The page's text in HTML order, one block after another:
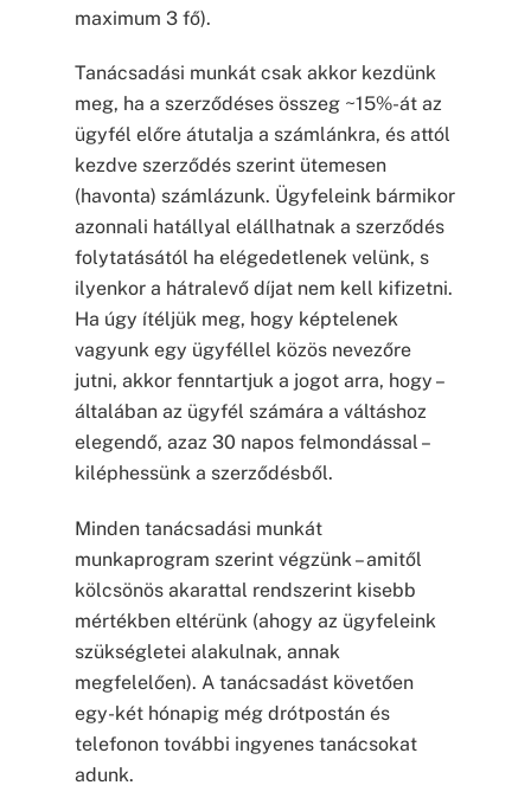
maximum 3 fő).
Tanácsadási munkát csak akkor kezdünk
meg, ha a szerződéses összeg ~15%-át az
ügyfél előre átutalja a számlánkra, és attól
kezdve szerződés szerint ütemesen
(havonta) számlázunk. Ügyfeleink bármikor
azonnali hatállyal elállhatnak a szerződés
folytatásától ha elégedetlenek velünk, s
ilyenkor a hátralevő díjat nem kell kifizetni.
Ha úgy ítéljük meg, hogy képtelenek
vagyunk egy ügyféllel közös nevezőre
jutni, akkor fenntartjuk a jogot arra, hogy –
általában az ügyfél számára a váltáshoz
elegendő, azaz 30 napos felmondással –
kiléphessünk a szerződésből.
Minden tanácsadási munkát
munkaprogram szerint végzünk – amitől
kölcsönös akarattal rendszerint kisebb
mértékben eltérünk (ahogy az ügyfeleink
szükségletei alakulnak, annak
megfelelően). A tanácsadást követően
egy-két hónapig még drótpostán és
telefonon további ingyenes tanácsokat
adunk.